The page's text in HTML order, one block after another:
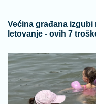
Većina građana
letovanje - ovih 7